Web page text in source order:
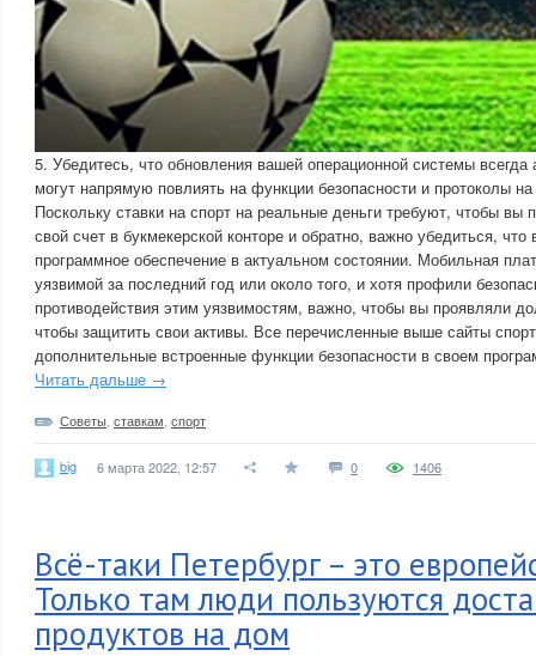
5. Убедитесь, что обновления вашей операционной системы всегда
могут напрямую повлиять на функции безопасности и протоколы
Поскольку ставки на спорт на реальные деньги требуют, чтобы вы
свой счет в букмекерской конторе и обратно, важно убедиться,
программное обеспечение в актуальном состоянии. Мобильная
уязвимой за последний год или около того, и хотя профили
противодействия этим уязвимостям, важно, чтобы вы проявляли
чтобы защитить свои активы. Все перечисленные выше сайты
дополнительные встроенные функции безопасности в своем
Читать дальше →
Советы, ставкам, спорт
big 6 марта 2022, 12:57 0 1406
Всё-таки Петербург – это
Только там люди пользуются
продуктов на дом